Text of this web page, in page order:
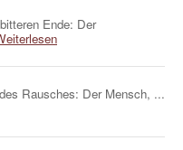
Ende: Der
Rausches: Der Mensch, ...